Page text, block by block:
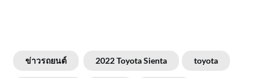
ข่าวรถยนต์ 2022 Toyota Sienta toyota